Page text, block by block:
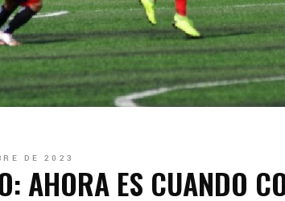
DE 2023
AHORA ES CUANDO